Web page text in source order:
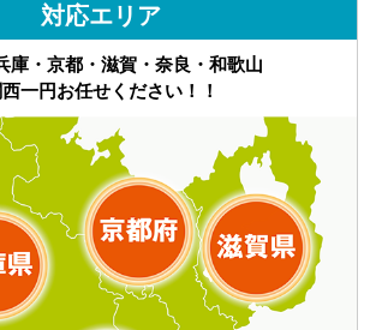
対応エリア
庫・京都・滋賀・奈良・和歌山
西一円お任せください！！